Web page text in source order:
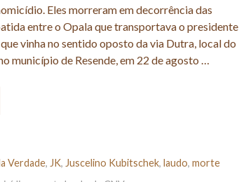
Eles morreram em decorrência das
entre o Opala que transportava o presidente
vinha no sentido oposto da via Dutra, local do
município de Resende, em 22 de agosto …
Verdade, JK, Juscelino Kubitschek, laudo, morte